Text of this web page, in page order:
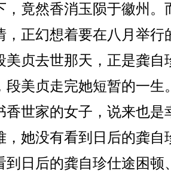
，竟然香消玉陨于徽州。
，正幻想着要在八月举行
美贞去世那天，正是龚自
段美贞走完她短暂的一生
香世家的女子，说来也是
，她没有看到日后的龚自
到日后的龚自珍仕途困顿